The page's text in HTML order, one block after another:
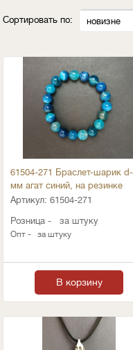
Сортировать по: новизне
61504-271 Браслет-шарик
мм агат синий, на резинке
Артикул: 61504-271
Розница -
за штуку
Опт - за штуку
В корзину